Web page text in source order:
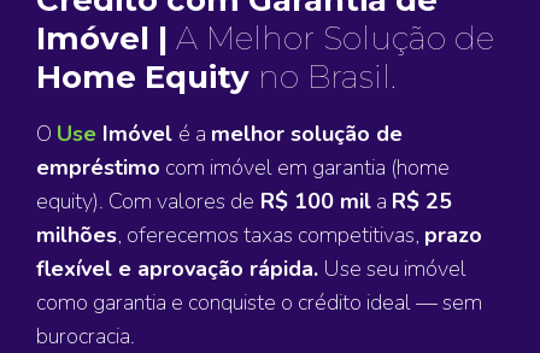
Imóvel | A Melhor Solução de
Home Equity no Brasil.
O Use Imóvel é a melhor solução de
empréstimo com imóvel em garantia (home
equity). Com valores de R$ 100 mil a R$ 25
milhões, oferecemos taxas competitivas, prazo
flexível e aprovação rápida. Use seu imóvel
como garantia e conquiste o crédito ideal — sem
burocracia.